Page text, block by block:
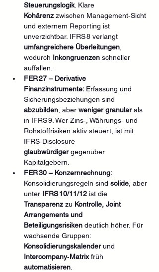
Steuerungslogik. Klare
Kohärenz zwischen Management‑Sicht
und externem Reporting ist
unverzichtbar. IFRS 8 verlangt
umfangreichere Überleitungen
wodurch Inkongruenzen schneller
auffallen.
FER 27 – Derivative
Finanzinstrumente: Erfassung und
Sicherungsbeziehungen sind
abzubilden , aber weniger granular als
in IFRS 9. Wer Zins‑, Währungs‑ und
Rohstoffrisiken aktiv steuert, ist mit
IFRS‑Disclosure
glaubwürdiger gegenüber
Kapitalgebern.
FER 30 – Konzernrechnung:
Konsolidierungsregeln sind solide , aber
unter IFRS 10/11/12 ist die
Transparenz zu Kontrolle, Joint
Arrangements und
Beteiligungsrisiken deutlich höher. Für
wachsende Gruppen:
Konsolidierungskalender und
Intercompany‑Matrix früh
automatisieren